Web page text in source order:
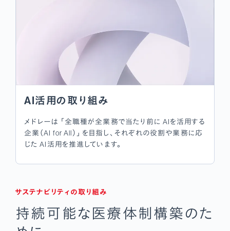
AI活用の取り組み
メドレーは 「全職種が全業務で当たり前に AIを活用する
企業（AI for All）」 を目指し、それぞれの役割や業務に応
じた AI活用を推進しています。
サステナビリティの取り組み
持続可能な医療体制構築のた